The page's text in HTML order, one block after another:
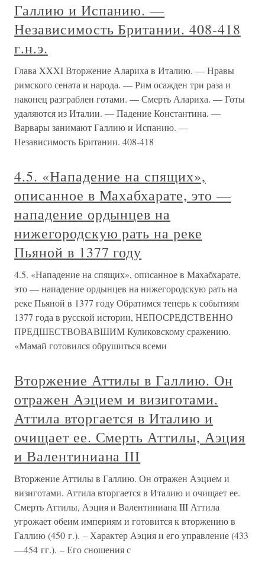
Галлию и Испанию. —
Независимость Британии. 408-418
г.н.э.
Глава XXXI Вторжение Алариха в Италию. — Нравы
римского сената и народа. — Рим осажден три раза и
наконец разграблен готами. — Смерть Алариха. — Готы
удаляются из Италии. — Падение Константина. —
Варвары занимают Галлию и Испанию. —
Независимость Британии. 408-418
4.5. «Нападение на спящих»,
описанное в Махабхарате, это —
нападение ордынцев на
нижегородскую рать на реке
Пьяной в 1377 году
4.5. «Нападение на спящих», описанное в Махабхарате,
это — нападение ордынцев на нижегородскую рать на
реке Пьяной в 1377 году Обратимся теперь к событиям
1377 года в русской истории, НЕПОСРЕДСТВЕННО
ПРЕДШЕСТВОВАВШИМ Куликовскому сражению.
«Мамай готовился обрушиться всеми
Вторжение Аттилы в Галлию. Он
отражен Аэцием и визиготами.
Аттила вторгается в Италию и
очищает ее. Смерть Аттилы, Аэция
и Валентиниана III
Вторжение Аттилы в Галлию. Он отражен Аэцием и
визиготами. Аттила вторгается в Италию и очищает ее.
Смерть Аттилы, Аэция и Валентиниана III Аттила
угрожает обеим империям и готовится к вторжению в
Галлию (450 г.). – Характер Аэция и его управление (433
—454 гг.). – Его сношения с